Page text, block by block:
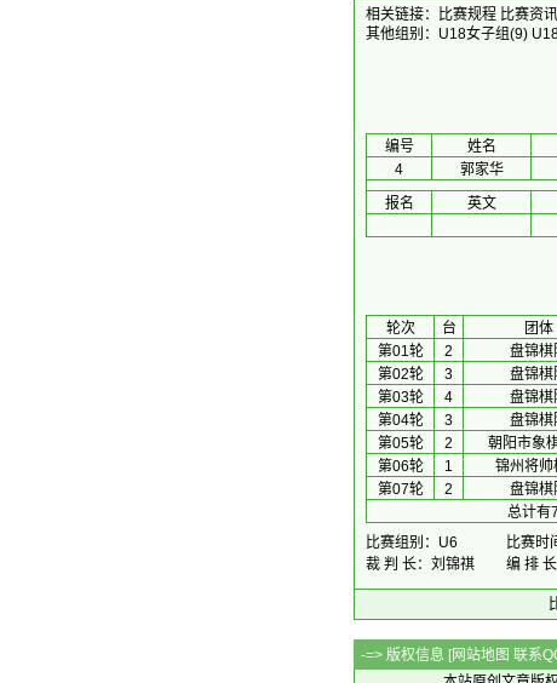
相关链接：
比赛规程 比赛资讯
其他组别： U18女子组(9)
编号 姓名
4
郭家华
报名
英文
轮次 台 团体
第01轮
2 盘锦棋
第02轮
3 盘锦棋
第03轮
4 盘锦棋
第04轮
3 盘锦棋
第05轮
2 朝阳市象
第06轮
1 锦州将帅
第07轮
2 盘锦棋
总计有
比赛组别：U6
比赛时
裁 判 长：刘锦祺
编 排
-=> 版权信息 [网站地图 联系